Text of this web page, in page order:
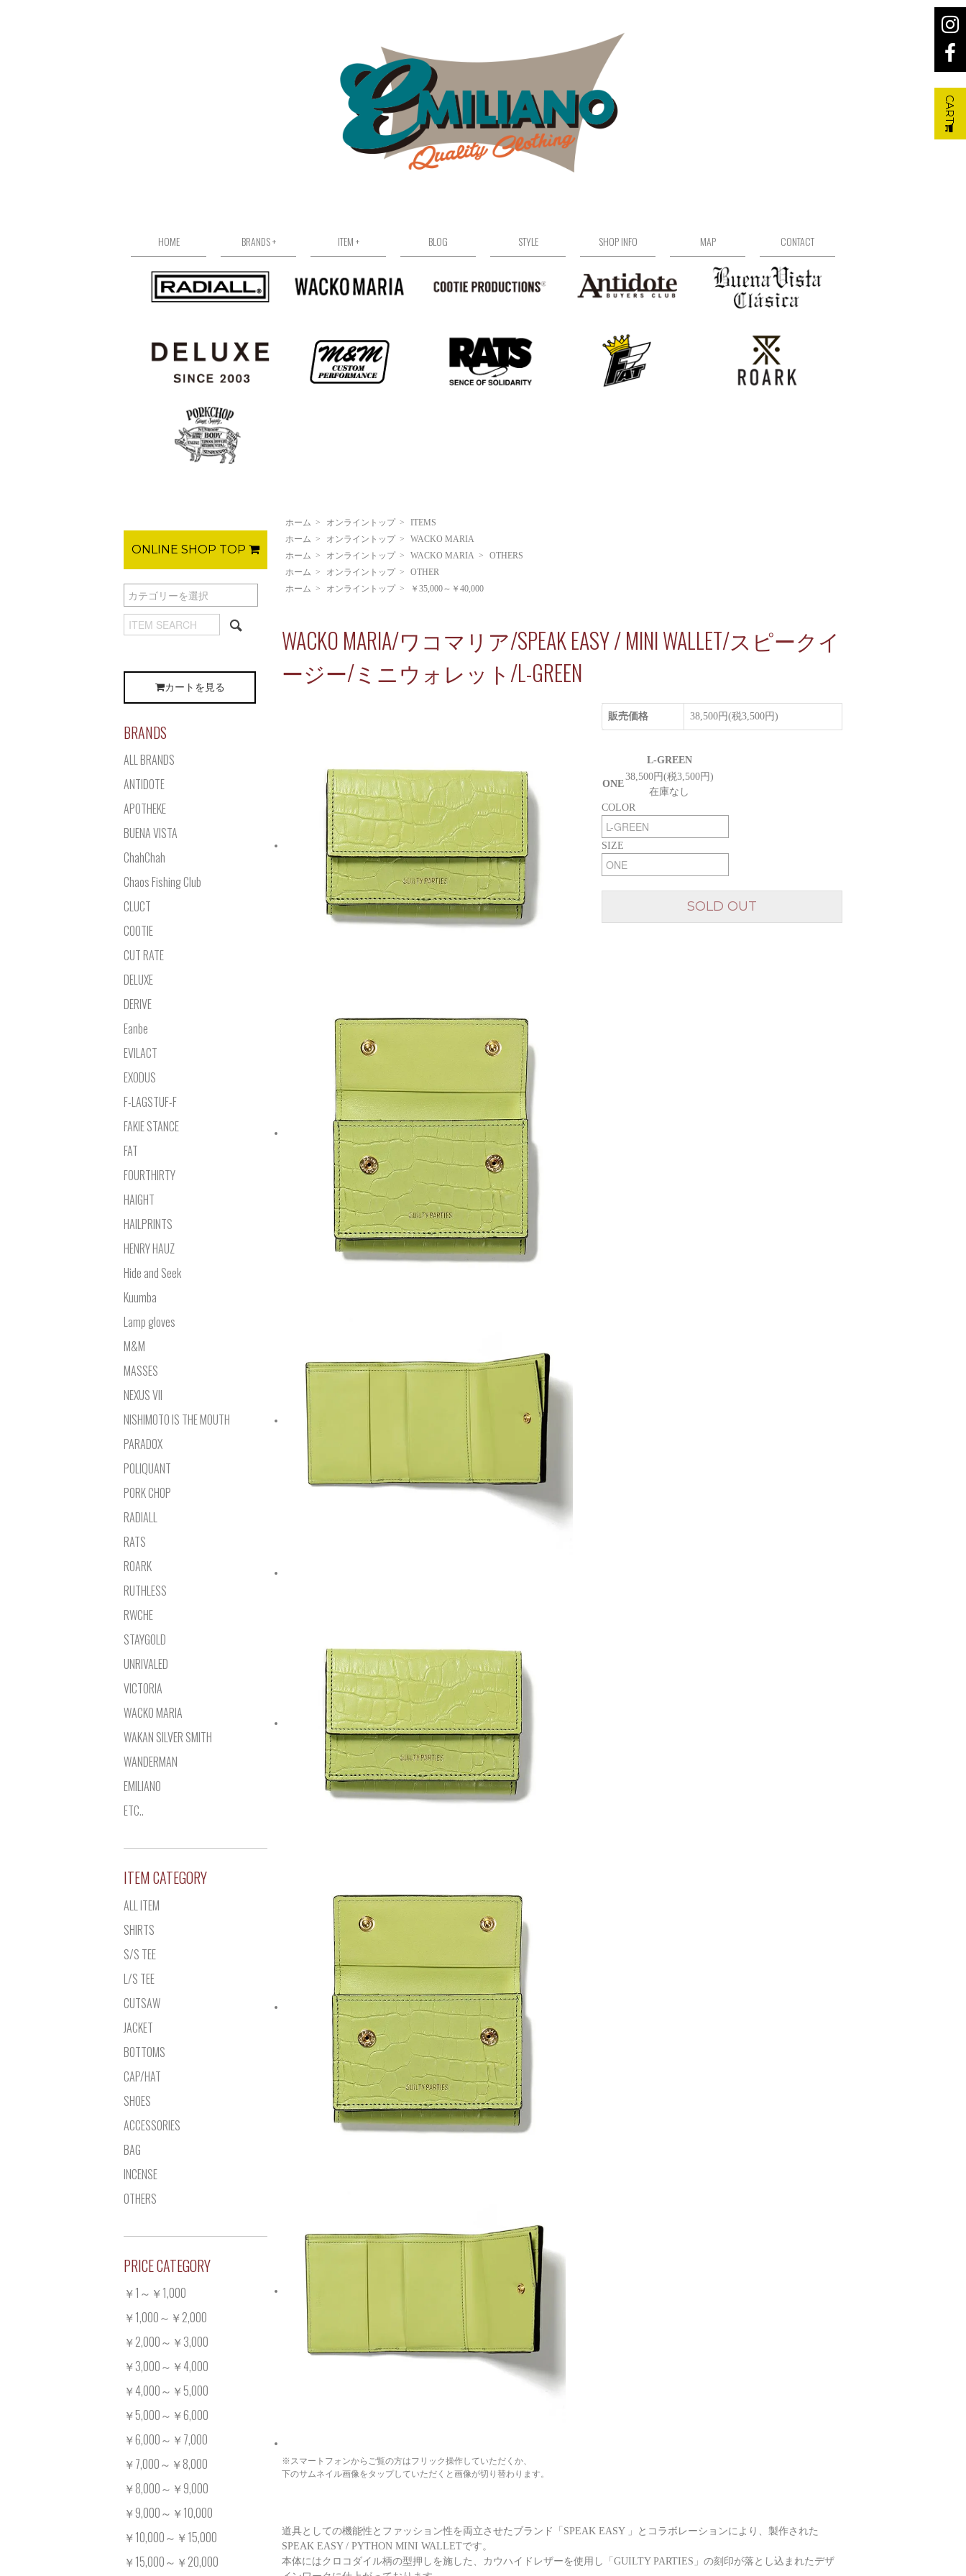
CART
HOME BRANDS + ITEM + BLOG STYLE SHOP INFO MAP CONTACT
ホーム > オンライントップ >
ITEMS
ホーム > オンライントップ >
WACKO MARIA
ホーム > オンライントップ > WACKO MARIA >
OTHERS
ホーム > オンライントップ >
OTHER
ホーム > オンライントップ > ￥35,000～￥40,000
WACKO MARIA/ワコマリア/SPEAK EASY / MINI WALLET/スピークイ
ージー/ミニウォレット/L-GREEN
※スマートフォンからご覧の方はフリック操作していただくか、
下のサムネイル画像をタップしていただくと画像が切り替わります。
販売価格 38,500円(税3,500円)
L-GREEN
ONE
38,500円(税3,500円)
在庫なし
COLOR
SIZE
SOLD OUT
道具としての機能性とファッション性を両立させたブランド「SPEAK EASY 」とコラボレーションにより、製作された
SPEAK EASY / PYTHON MINI WALLETです。
本体にはクロコダイル柄の型押しを施した、カウハイドレザーを使用し「GUILTY PARTIES」の刻印が落とし込まれたデザ
ONLINE SHOP TOP
カートを見る
BRANDS
ALL BRANDS
ANTIDOTE
APOTHEKE
BUENA VISTA
ChahChah
Chaos Fishing Club
CLUCT
COOTIE
CUT RATE
DELUXE
DERIVE
Eanbe
EVILACT
EXODUS
F-LAGSTUF-F
FAKIE STANCE
FAT
FOURTHIRTY
HAIGHT
HAILPRINTS
HENRY HAUZ
Hide and Seek
Kuumba
Lamp gloves
M&M
MASSES
NEXUS VII
NISHIMOTO IS THE MOUTH
PARADOX
POLIQUANT
PORK CHOP
RADIALL
RATS
ROARK
RUTHLESS
RWCHE
STAYGOLD
UNRIVALED
VICTORIA
WACKO MARIA
WAKAN SILVER SMITH
WANDERMAN
EMILIANO
ETC..
ITEM CATEGORY
ALL ITEM
SHIRTS
S/S TEE
L/S TEE
CUTSAW
JACKET
BOTTOMS
CAP/HAT
SHOES
ACCESSORIES
BAG
INCENSE
OTHERS
PRICE CATEGORY
￥1～￥1,000
￥1,000～￥2,000
￥2,000～￥3,000
￥3,000～￥4,000
￥4,000～￥5,000
￥5,000～￥6,000
￥6,000～￥7,000
￥7,000～￥8,000
￥8,000～￥9,000
￥9,000～￥10,000
￥10,000～￥15,000
￥15,000～￥20,000